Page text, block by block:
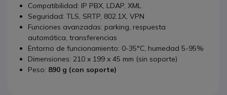
Compatibilidad: IP PBX, LDAP, XML
Seguridad: TLS, SRTP, 802.1X, VPN
Funciones avanzadas: parking, respuesta
automática, transferencias
Entorno de funcionamiento: 0-35°C, humedad 5-95%
Dimensiones: 210 x 199 x 45 mm (sin soporte)
Peso: 890 g (con soporte)